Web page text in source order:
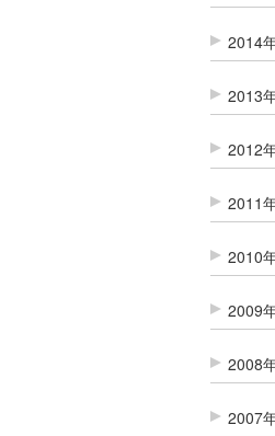
2014
2013
2012
2011
2010
2009
2008
2007